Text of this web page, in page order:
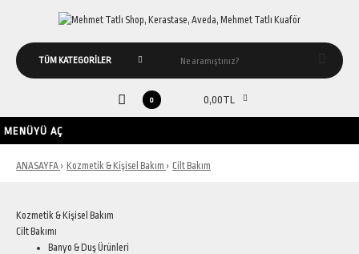
0 0,00TL
MENÜYÜ AÇ
ANASAYFA Kozmetik & Kişisel Bakım Cilt Bakım
Kozmetik & Kişisel Bakım
Cilt Bakımı
Banyo & Duş Ürünleri